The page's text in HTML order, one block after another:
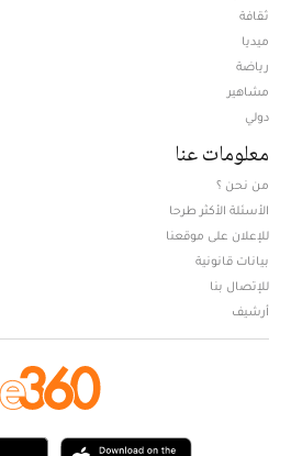
ثقافة
ميديا
رياضة
مشاهير
دولي
معلومات عنا
من نحن ؟
الأسئلة الأكثر طرحا
للإعلان على موقعنا
بيانات قانونية
للإتصال بنا
أرشيف